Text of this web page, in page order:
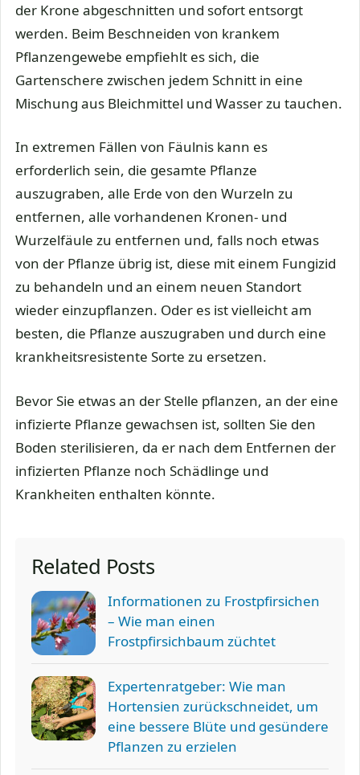
der Krone abgeschnitten und sofort entsorgt
werden. Beim Beschneiden von krankem
Pflanzengewebe empfiehlt es sich, die
Gartenschere zwischen jedem Schnitt in eine
Mischung aus Bleichmittel und Wasser zu tauchen.
In extremen Fällen von Fäulnis kann es
erforderlich sein, die gesamte Pflanze
auszugraben, alle Erde von den Wurzeln zu
entfernen, alle vorhandenen Kronen- und
Wurzelfäule zu entfernen und, falls noch etwas
von der Pflanze übrig ist, diese mit einem Fungizid
zu behandeln und an einem neuen Standort
wieder einzupflanzen. Oder es ist vielleicht am
besten, die Pflanze auszugraben und durch eine
krankheitsresistente Sorte zu ersetzen.
Bevor Sie etwas an der Stelle pflanzen, an der eine
infizierte Pflanze gewachsen ist, sollten Sie den
Boden sterilisieren, da er nach dem Entfernen der
infizierten Pflanze noch Schädlinge und
Krankheiten enthalten könnte.
Related Posts
Informationen zu Frostpfirsichen
– Wie man einen
Frostpfirsichbaum züchtet
Expertenratgeber: Wie man
Hortensien zurückschneidet, um
eine bessere Blüte und gesündere
Pflanzen zu erzielen